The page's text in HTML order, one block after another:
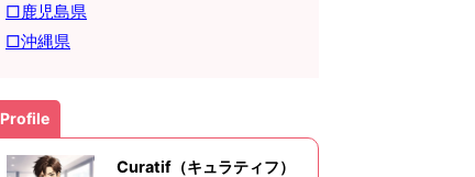
□鹿児島県
□沖縄県
Profile
Curatif（キュラティフ）